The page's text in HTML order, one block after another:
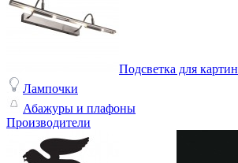
Подсветка для картин
Лампочки
Абажуры и плафоны
Производители